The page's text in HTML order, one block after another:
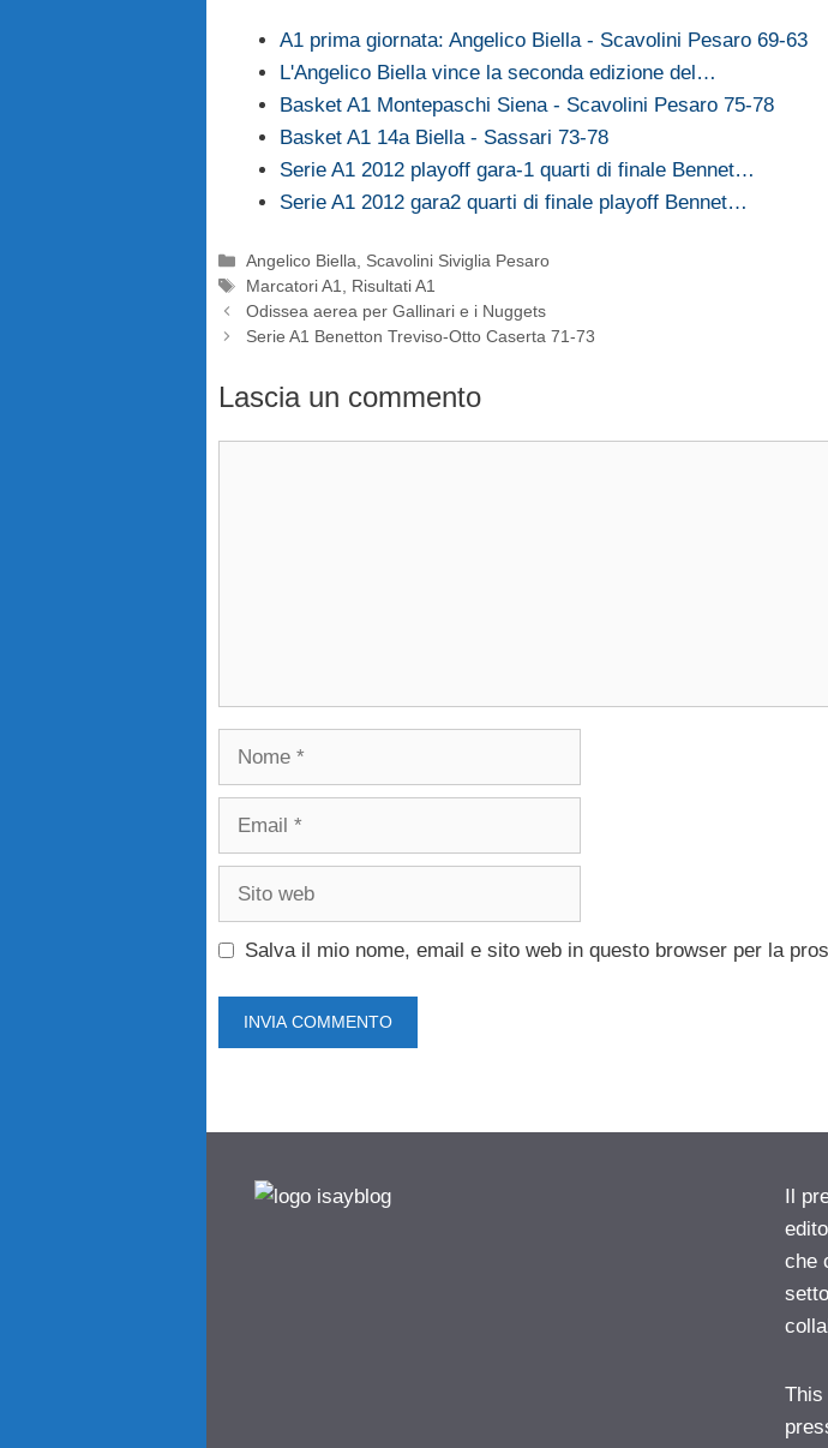
A1 prima giornata: Angelico Biella - Scavolini Pesaro 69-63
L'Angelico Biella vince la seconda edizione del…
Basket A1 Montepaschi Siena - Scavolini Pesaro 75-78
Basket A1 14a Biella - Sassari 73-78
Serie A1 2012 playoff gara-1 quarti di finale Bennet…
Serie A1 2012 gara2 quarti di finale playoff Bennet…
Categorie
Angelico Biella, Scavolini Siviglia Pesaro
Tag
Marcatori A1, Risultati A1
Odissea aerea per Gallinari e i Nuggets
Serie A1 Benetton Treviso-Otto Caserta 71-73
Lascia un commento
Nome
Email
Sito
Salva il mio nome, email e sito web in questo browser per la
Il
che
This